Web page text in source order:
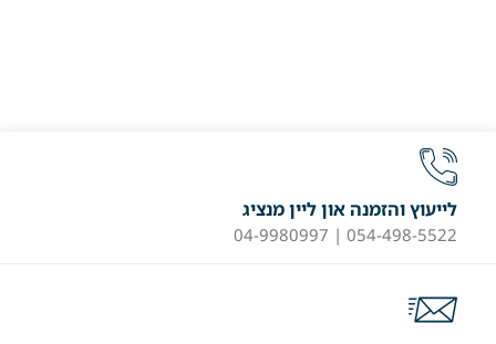
לייעוץ והזמנה און ליין מנציג
054-498-5522 | 04-9980997